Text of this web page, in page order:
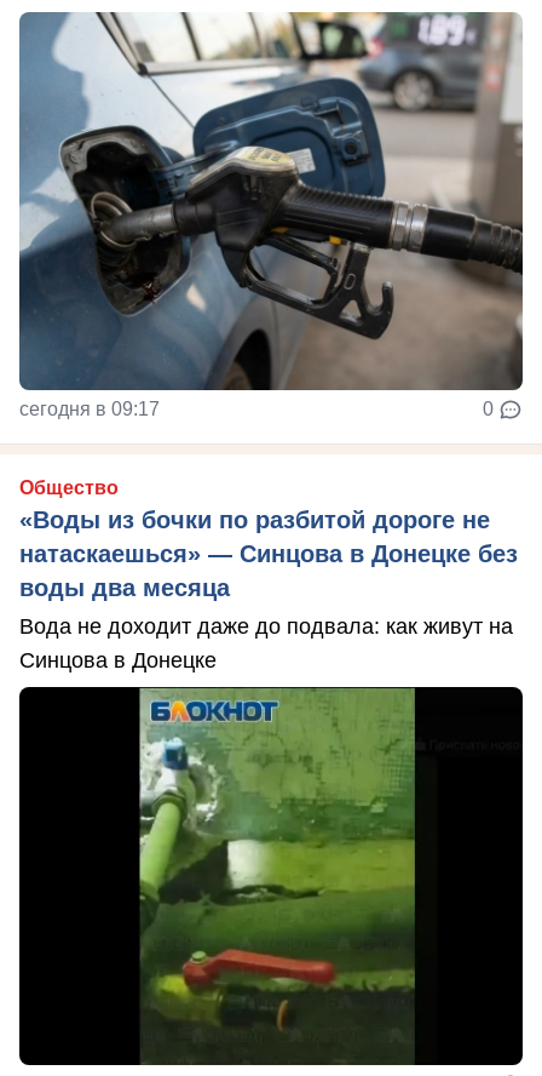
сегодня в 09:17 0
Общество
«Воды из бочки по разбитой дороге не
натаскаешься» — Синцова в Донецке без
воды два месяца
Вода не доходит даже до подвала: как живут на
Синцова в Донецке